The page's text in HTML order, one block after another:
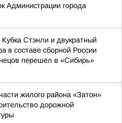
Администрации города
Стэнли и двукратный
в составе сборной России
перешел в «Сибирь»
жилого района «Затон»
дорожной